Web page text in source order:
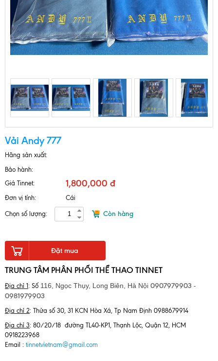
Vải Andy 777
Hãng sản xuất:
Bảo hành:
Giá Tinnet:
1,800,000 đ
Đơn vị tính: Cái
Chọn số lượng: Còn hàng
Đặt mua
TRUNG TÂM PHÂN PHỐI THỂ THAO TINNET
Địa chỉ 1 : Số 116, Ngọc Thụy, Long Biên, Hà Nội 0907979903 -
0981979903
Địa chỉ 2: Thửa số 30, 31 KCN Hòa Xá, Tp Nam Định 0988679914
Địa chỉ 3: 80/20/18 đường TL40-KP1, Thạnh Lộc, Quận 12, HCM
0918223968
Email : tinnetvietnam@gmail.com